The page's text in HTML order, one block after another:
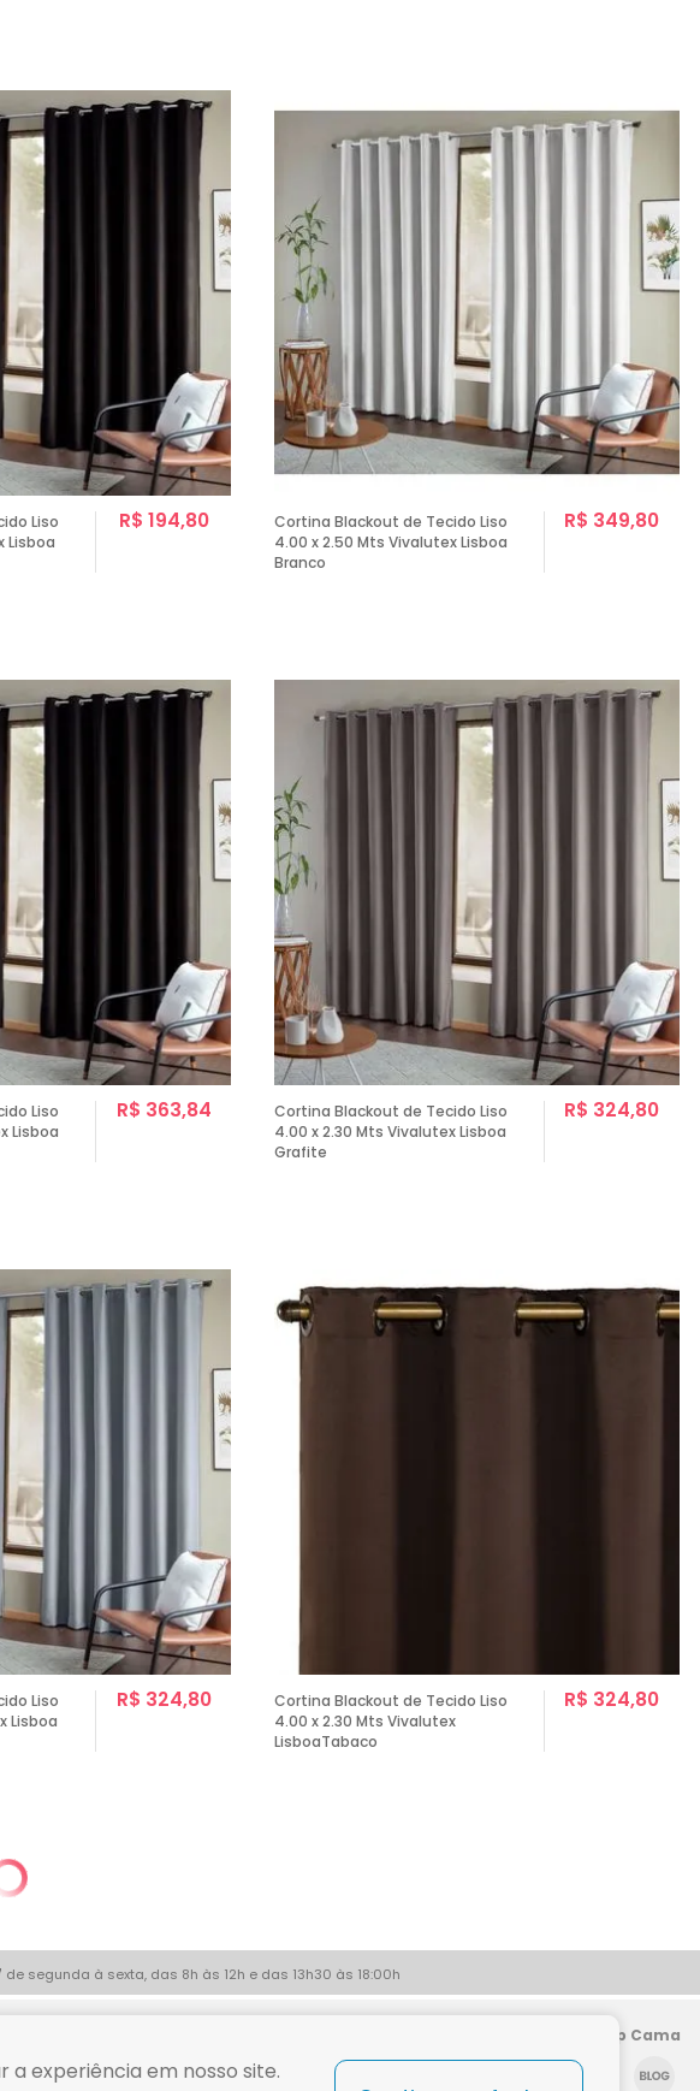
Liso
Lisboa
R$ 194,80
Cortina Blackout de Tecido Liso
4.00 x 2.50 Mts Vivalutex Lisboa
Branco
R$ 349,80
Liso
Lisboa
R$ 363,84
Cortina Blackout de Tecido Liso
4.00 x 2.30 Mts Vivalutex Lisboa
Grafite
R$ 324,80
Liso
Lisboa
R$ 324,80
Cortina Blackout de Tecido Liso
4.00 x 2.30 Mts Vivalutex
LisboaTabaco
R$ 324,80
de segunda à sexta, das 8h às 12h e das 13h30 às 18:00h
Siga a Shop Cama
experiência em nosso site.